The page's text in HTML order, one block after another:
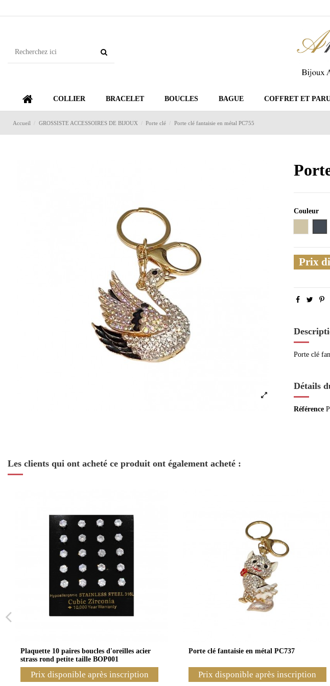
COLLIER BRACELET BOUCLES BAGUE COFFRET ET
Accueil GROSSISTE ACCESSOIRES DE BIJOUX Porte clé Porte clé fantaisie en métal PC755
Couleur
Prix
Porte clé
Détails
Référence
Les clients qui ont acheté ce produit ont également acheté :
Plaquette 10 paires boucles d'oreilles acier
strass rond petite taille BOP001
Prix disponible après inscription
Porte clé fantaisie en métal PC737
Prix disponible après inscription